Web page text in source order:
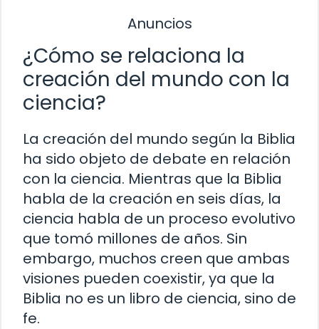
Anuncios
¿Cómo se relaciona la
creación del mundo con la
ciencia?
La creación del mundo según la Biblia
ha sido objeto de debate en relación
con la ciencia. Mientras que la Biblia
habla de la creación en seis días, la
ciencia habla de un proceso evolutivo
que tomó millones de años. Sin
embargo, muchos creen que ambas
visiones pueden coexistir, ya que la
Biblia no es un libro de ciencia, sino de
fe.